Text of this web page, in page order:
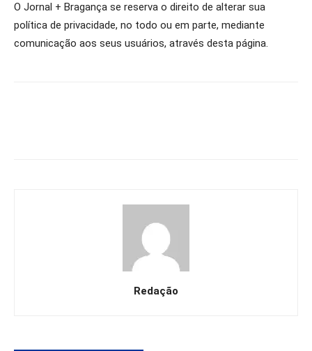
O Jornal + Bragança se reserva o direito de alterar sua
política de privacidade, no todo ou em parte, mediante
comunicação aos seus usuários, através desta página.
Redação